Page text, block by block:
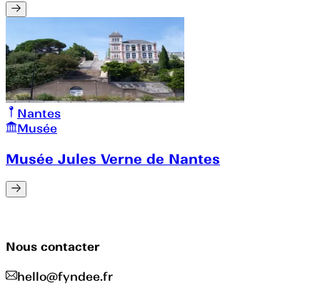
Nantes
Musée
Musée Jules Verne de Nantes
Nous contacter
hello@fyndee.fr